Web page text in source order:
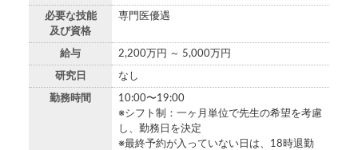
必要な技能
及び資格
専門医優遇
給与 2,200万円 ～ 5,000万円
研究日 なし
勤務時間
10:00〜19:00
※シフト制：一ヶ月単位で先生の希望を考慮
し、勤務日を決定
※最終予約が入っていない日は、18時退勤